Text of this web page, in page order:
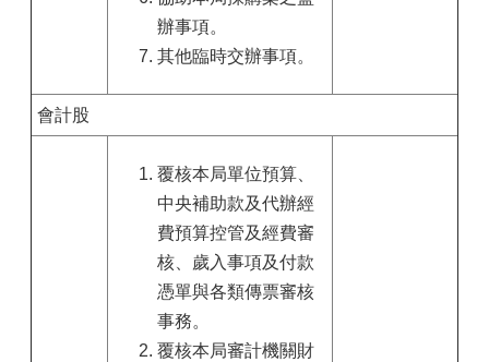
辦事項。
其他臨時交辦事項。
會計股
覆核本局單位預算、
中央補助款及代辦經
費預算控管及經費審
核、歲入事項及付款
憑單與各類傳票審核
事務。
覆核本局審計機關財